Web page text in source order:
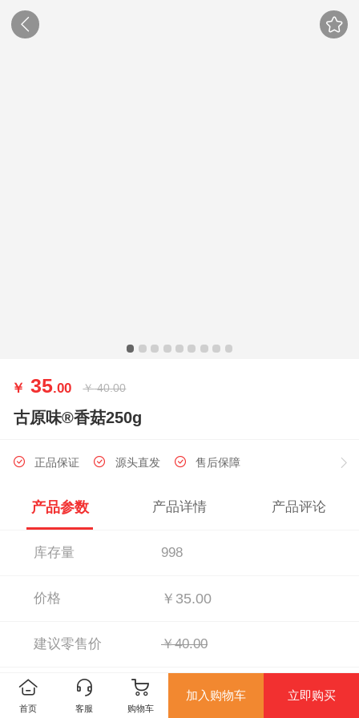
￥ 35.00 ￥ 40.00
古原味®香菇250g
正品保证 源头直发 售后保障
产品参数 产品详情 产品评论
库存量 998
价格 ￥35.00
建议零售价 ￥40.00
销量
首页 客服 购物车
加入购物车 立即购买